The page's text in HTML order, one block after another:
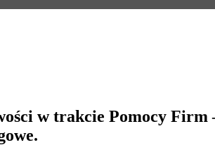
w trakcie Pomocy Firm